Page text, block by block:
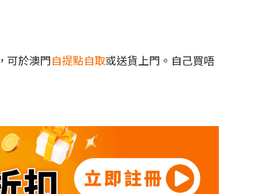
，可於澳門自提點自取或送貨上門。自己買唔